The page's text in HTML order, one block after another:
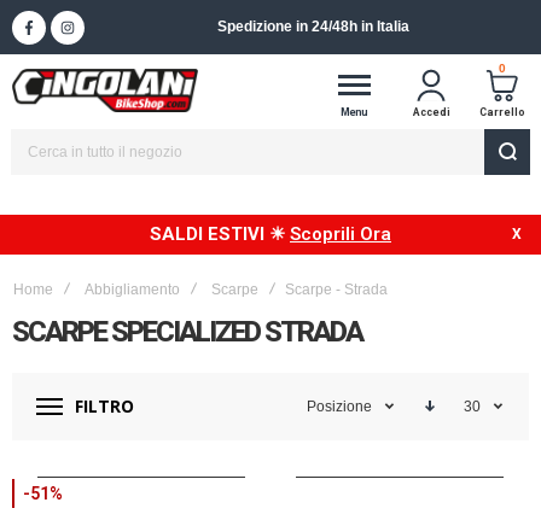
Spedizione in 24/48h in Italia
Menu Accedi
0
Carrello
SALDI ESTIVI ☀ Scoprili Ora
Home Abbigliamento Scarpe Scarpe - Strada
SCARPE SPECIALIZED STRADA
FILTRO Posizione 30
-51%